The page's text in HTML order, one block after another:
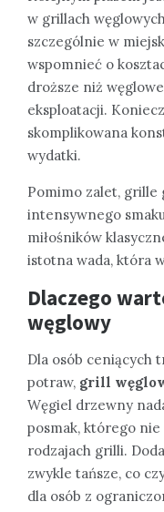
w grillach
szczególnie w
wspomnieć o
droższe niż
eksploatacji.
skomplikowana
wydatki.
Pomimo zalet, grille
intensywnego
miłośników
istotna wada, która
Dlaczego
węglowy
Dla osób ceniących
potraw, grill
Węgiel drzewny
posmak, którego
rodzajach grilli.
zwykle tańsze, co
dla osób z